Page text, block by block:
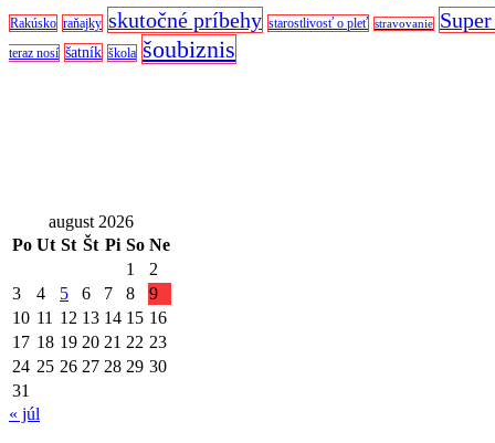
Rakúsko raňajky skutočné príbehy starostlivosť o pleť stravovanie
teraz nosí šatník škola šoubiznis
august 2026
Po Ut St Št Pi So Ne
1
2
3
4 5 6 7 8
9
10 11 12 13 14 15 16
17 18 19 20 21 22 23
24 25 26 27 28 29 30
31
« júl